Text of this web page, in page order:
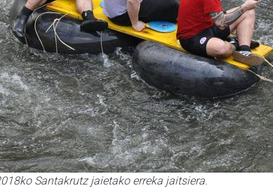
Santakrutz jaietako erreka jaitsiera.